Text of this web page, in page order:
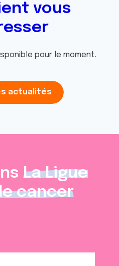
vous
pour le moment.
actualités
La Ligue
cancer